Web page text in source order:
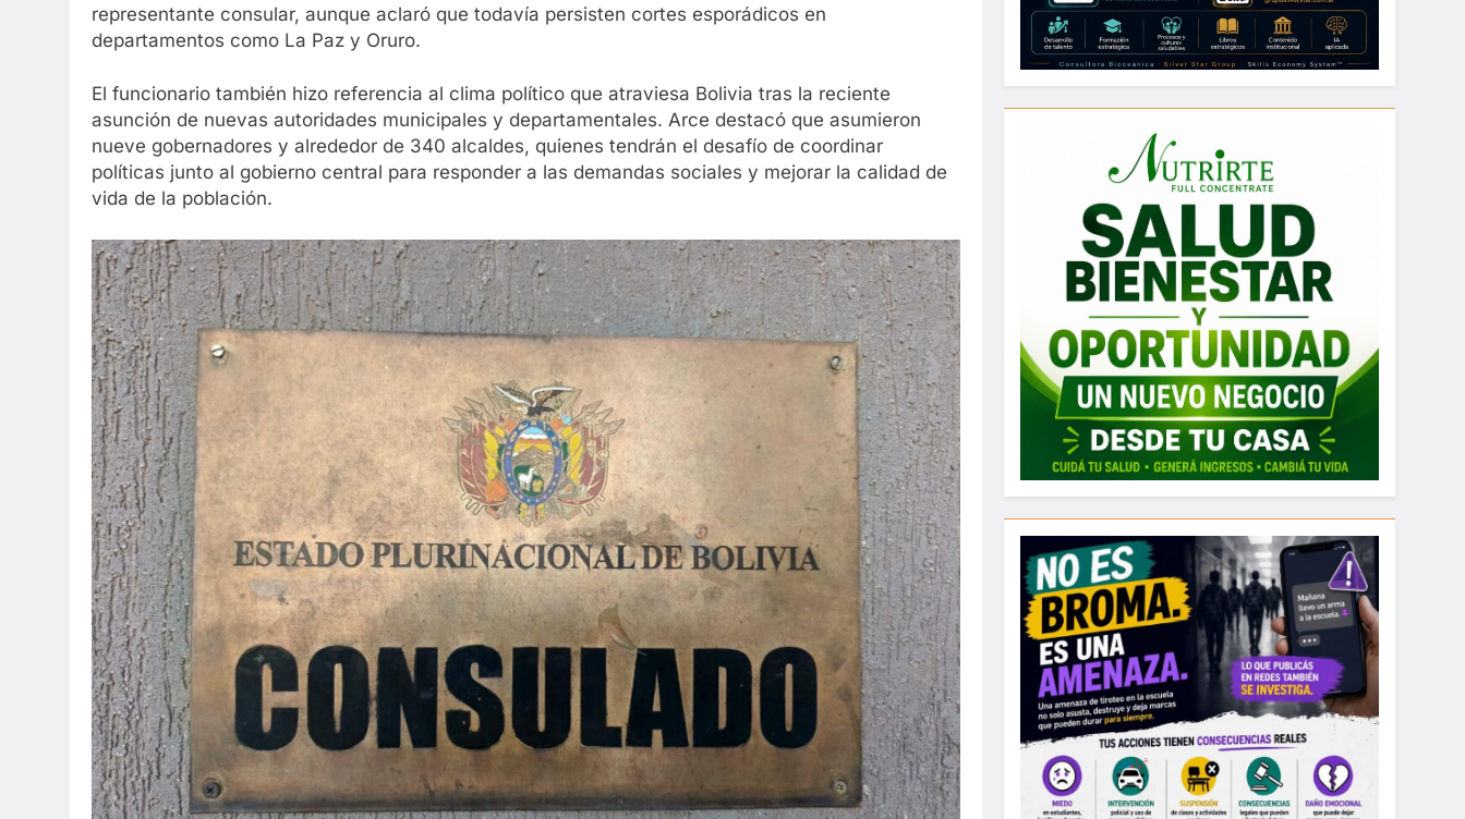
representante consular, aunque aclaró que todavía persisten cortes esporádicos en
departamentos como La Paz y Oruro.
El funcionario también hizo referencia al clima político que atraviesa Bolivia tras la reciente
asunción de nuevas autoridades municipales y departamentales. Arce destacó que asumieron
nueve gobernadores y alrededor de 340 alcaldes, quienes tendrán el desafío de coordinar
políticas junto al gobierno central para responder a las demandas sociales y mejorar la calidad de
vida de la población.